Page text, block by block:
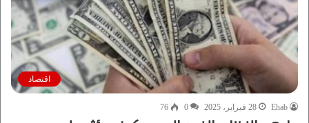
اقتصاد
Ehab 28 فبراير، 2025 0
76